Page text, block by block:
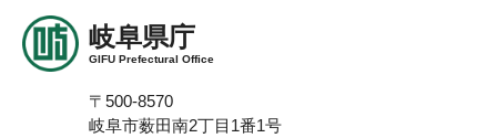
岐阜県庁
GIFU Prefectural Office
〒500-8570
岐阜市薮田南2丁目1番1号